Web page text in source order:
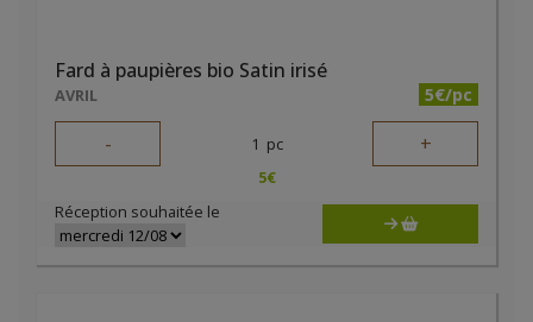
Fard à paupières bio Satin irisé
AVRIL 5€/pc
- 1 pc +
5€
Réception souhaitée le